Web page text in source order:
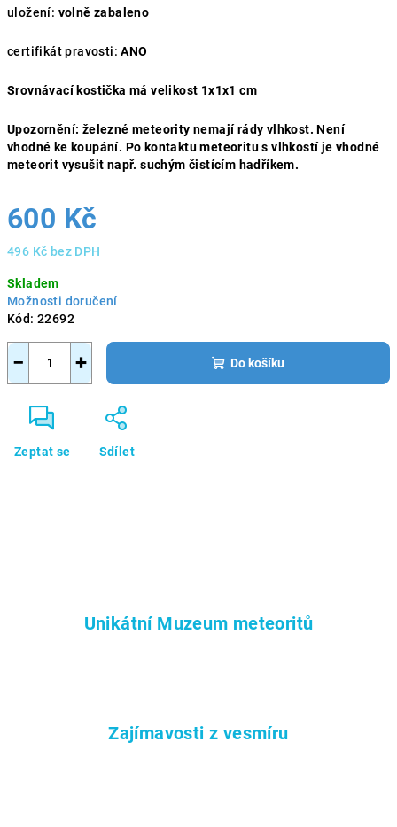
uložení: volně zabaleno
certifikát pravosti: ANO
Srovnávací kostička má velikost 1x1x1 cm
Upozornění: železné meteority nemají rády vlhkost. Není
vhodné ke koupání. Po kontaktu meteoritu s vlhkostí je vhodné
meteorit vysušit např. suchým čistícím hadříkem.
600 Kč
496 Kč bez DPH
cena:
Skladem
Možnosti doručení
Kód: 22692
+
− Do košíku
Zeptat se Sdílet
Unikátní Muzeum meteoritů
Zajímavosti z vesmíru